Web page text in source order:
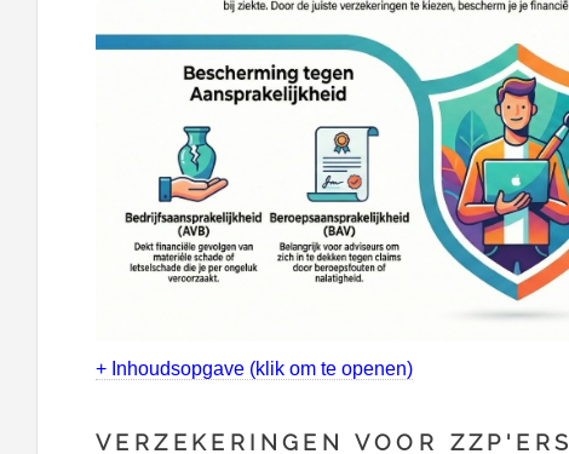
+ Inhoudsopgave (klik om te openen)
VERZEKERINGEN VOOR